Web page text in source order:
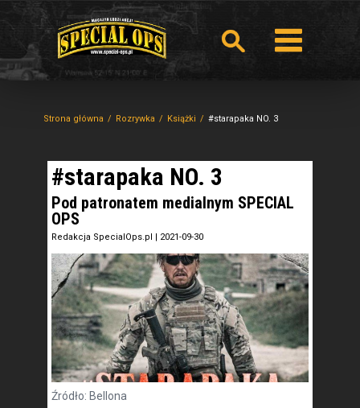
Strona główna Rozrywka Książki #starapaka NO. 3
#starapaka NO. 3
Pod patronatem medialnym SPECIAL
OPS
Redakcja SpecialOps.pl | 2021-09-30
Źródło: Bellona